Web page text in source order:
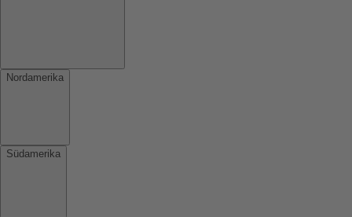
Nordamerika
Südamerika